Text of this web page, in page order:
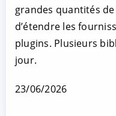
grandes quantités
d’étendre les
plugins. Plusieurs
jour.
23/06/2026